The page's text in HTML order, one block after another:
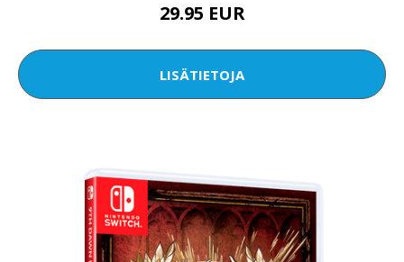
29.95 EUR
LISÄTIETOJA